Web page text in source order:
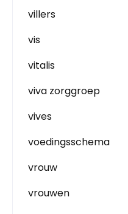
villers
vis
vitalis
viva zorggroep
vives
voedingsschema
vrouw
vrouwen